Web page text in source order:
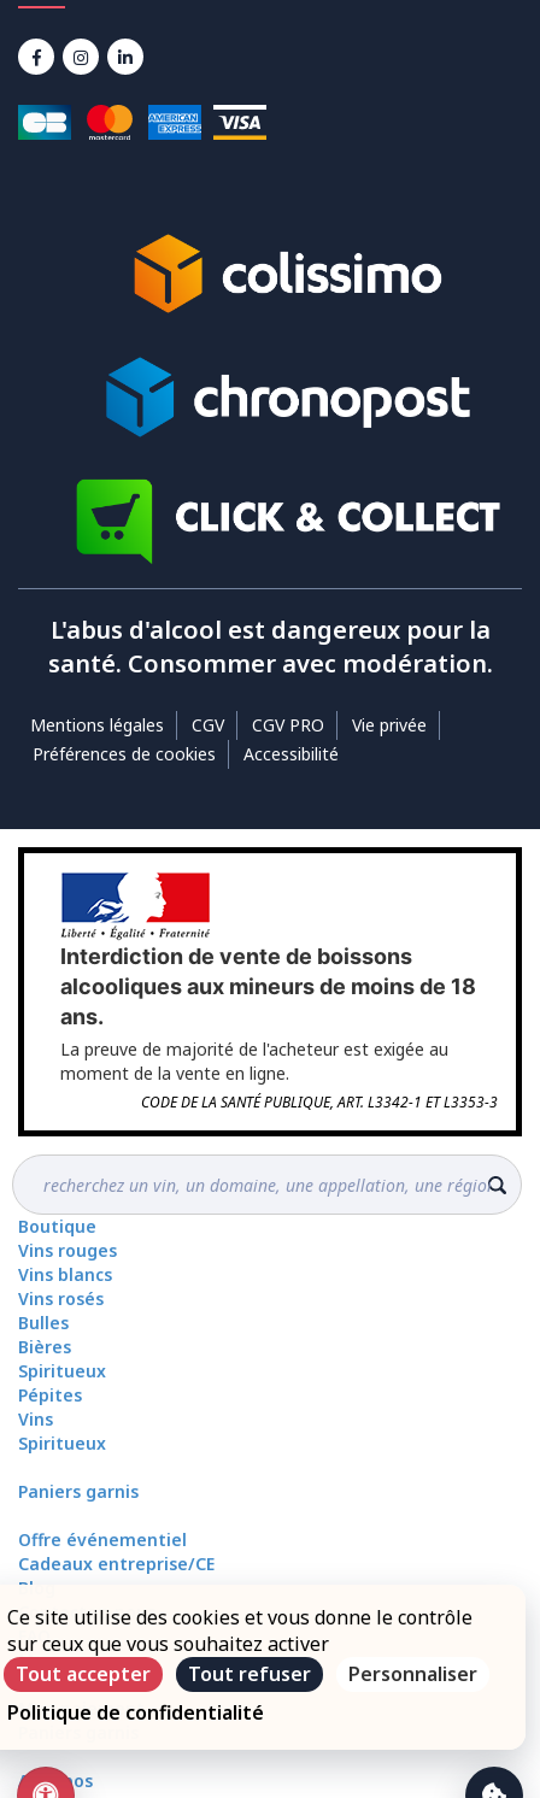
L'abus d'alcool est dangereux pour la
santé. Consommer avec modération.
Mentions légales CGV CGV PRO
Vie privée
Préférences de cookies
Accessibilité
Interdiction de vente de boissons
alcooliques aux mineurs de moins de 18
ans.
La preuve de majorité de l'acheteur est exigée au
moment de la vente en ligne.
CODE DE LA SANTÉ PUBLIQUE, ART. L3342-1 ET L3353-3
Boutique
Vins rouges
Vins blancs
Vins rosés
Bulles
Bières
Spiritueux
Pépites
Vins
Spiritueux
Paniers garnis
Offre événementiel
Cadeaux entreprise/CE
Blog
Contactez-nous
FAQ
Mon compte
Mes livraisons
Mon paiement
Paniers garnis
A propos
Ce site utilise des cookies et vous donne le contrôle
sur ceux que vous souhaitez activer
Tout accepter
Tout refuser
Personnaliser
Politique de confidentialité